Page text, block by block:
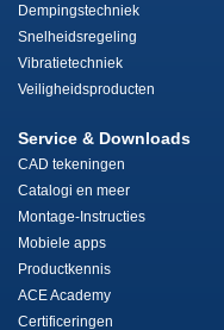
Dempingstechniek
Snelheidsregeling
Vibratietechniek
Veiligheidsproducten
Service & Downloads
CAD tekeningen
Catalogi en meer
Montage-Instructies
Mobiele apps
Productkennis
ACE Academy
Certificeringen